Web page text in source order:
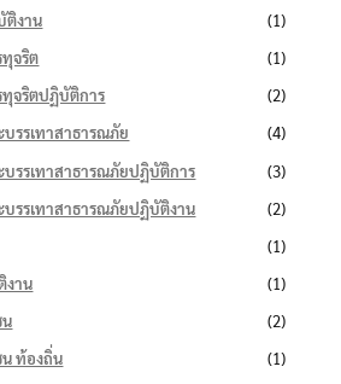
ติงาน
(1)
จริต
(1)
ทุจริตปฏิบัติการ
(2)
รรเทาสาธารณภัย
(4)
รรเทาสาธารณภัยปฏิบัติการ
(3)
รรเทาสาธารณภัยปฏิบัติงาน
(2)
(1)
งาน
(1)
(2)
ท้องถิ่น
(1)